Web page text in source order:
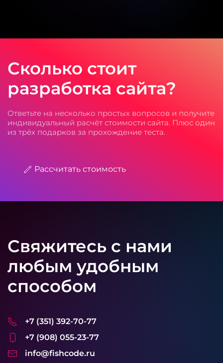
Сколько стоит
разработка сайта?
Ответьте на несколько простых вопросов и получите
индивидуальный расчёт стоимости сайта. Плюс один
из трёх подарков за прохождение теста.
Рассчитать стоимость
Свяжитесь с нами
любым удобным
способом
+7 (351) 392-70-77
+7 (908) 055-23-77
info@fishcode.ru